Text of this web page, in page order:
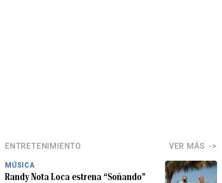
ENTRETENIMIENTO VER MÁS
MÚSICA
Randy Nota Loca estrena “Soñando”